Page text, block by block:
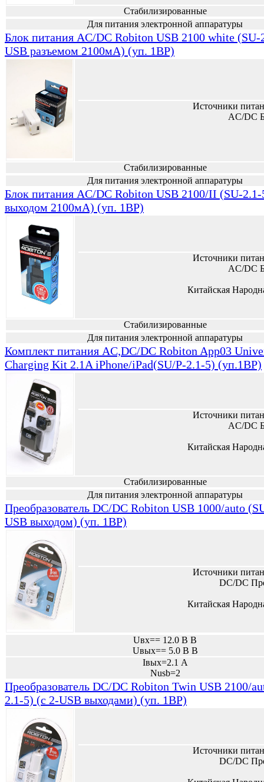
Стабилизированные
Для питания электронной аппаратуры
Блок питания AC/DC Robiton USB 2100 white (SU-
USB разъемом 2100мА) (уп. 1BP)
Источники
AC/DC
Стабилизированные
Для питания электронной аппаратуры
Блок питания AC/DC Robiton USB 2100/II (SU-
выходом 2100мА) (уп. 1BP)
Источники
AC/DC
Китайская
Стабилизированные
Для питания электронной аппаратуры
Комплект питания AC,DC/DC Robiton App03
Charging Kit 2.1A iPhone/iPad(SU/P-2.1-5) (уп.1BP)
Источники
AC/DC
Китайская
Стабилизированные
Для питания электронной аппаратуры
Преобразователь DC/DC Robiton USB 1000/auto
USB выходом) (уп. 1BP)
Источники
DC/DC
Китайская
Uвх== 12.0 В В
Uвых== 5.0 В В
Iвых=2.1 А
Nusb=2
Преобразователь DC/DC Robiton Twin USB 2100/
2.1-5) (с 2-USB выходами) (уп. 1BP)
Источники
DC/DC